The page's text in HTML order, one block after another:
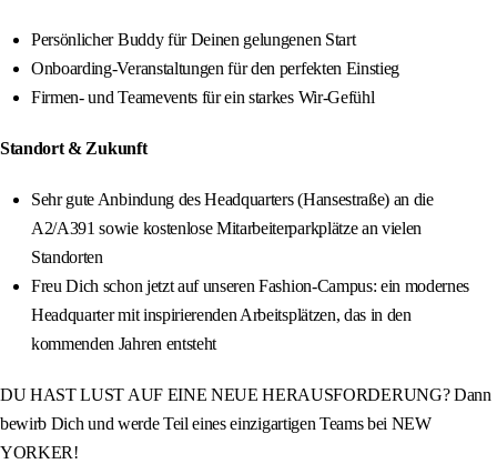
Persönlicher Buddy für Deinen gelungenen Start
Onboarding‑Veranstaltungen für den perfekten Einstieg
Firmen- und Teamevents für ein starkes Wir‑Gefühl
Standort & Zukunft
Sehr gute Anbindung des Headquarters (Hansestraße) an die
A2/A391 sowie kostenlose Mitarbeiterparkplätze an vielen
Standorten
Freu Dich schon jetzt auf unseren Fashion‑Campus: ein modernes
Headquarter mit inspirierenden Arbeitsplätzen, das in den
kommenden Jahren entsteht
DU HAST LUST AUF EINE NEUE HERAUSFORDERUNG? Dann
bewirb Dich und werde Teil eines einzigartigen Teams bei NEW
YORKER!